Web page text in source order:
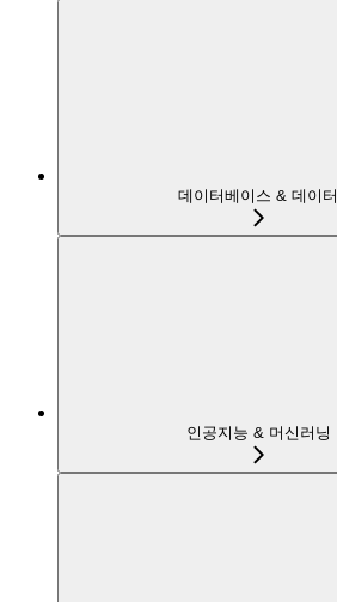
데이터베이스 & 데이터
인공지능 & 머신러닝